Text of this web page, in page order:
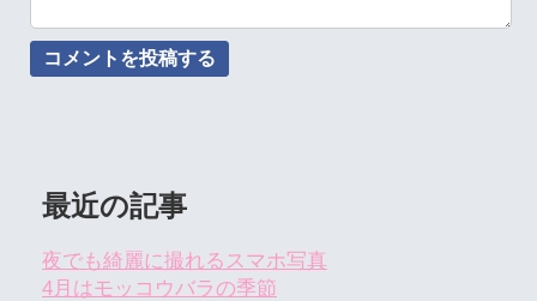
最近の記事
夜でも綺麗に撮れるスマホ写真
4月はモッコウバラの季節